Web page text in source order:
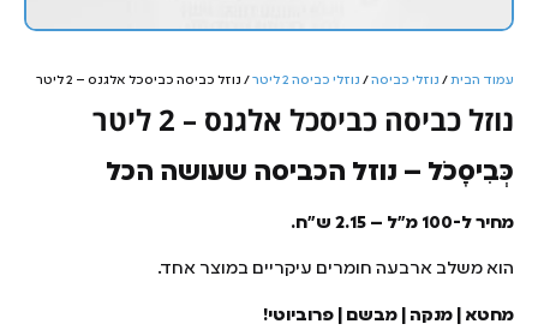
עמוד הבית/ נוזלי כביסה/ נוזלי כביסה 2 ליטר / נוזל כביסה כביסכל אלגנס – 2 ליטר
נוזל כביסה כביסכל אלגנס – 2 ליטר
כְּבִיסָכֹל – נוזל הכביסה שעושה הכל
מחיר ל-100 מ"ל – 2.15 ש"ח.
הוא משלב ארבעה חומרים עיקריים במוצר אחד.
מחטא | מנקה | מבשם | פרוביוטי!